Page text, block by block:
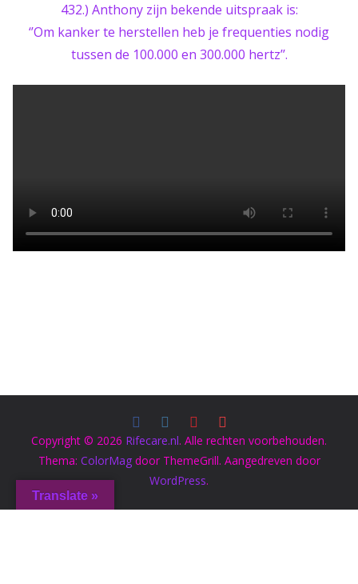
432.) Anthony zijn bekende uitspraak is:
‘’Om kanker te herstellen heb je frequenties nodig
tussen de 100.000 en 300.000 hertz’’.
Copyright © 2026 Rifecare.nl. Alle rechten voorbehouden.
Thema: ColorMagdoor ThemeGrill. Aangedreven door
WordPress.
Translate »